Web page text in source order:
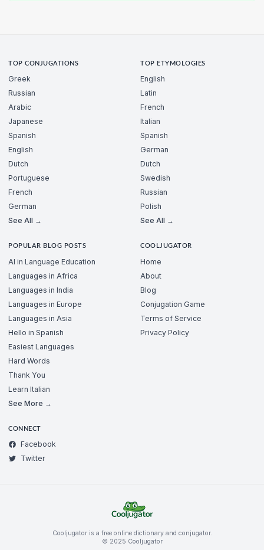
TOP CONJUGATIONS
Greek
Russian
Arabic
Japanese
Spanish
English
Dutch
Portuguese
French
German
See All →
TOP ETYMOLOGIES
English
Latin
French
Italian
Spanish
German
Dutch
Swedish
Russian
Polish
See All →
POPULAR BLOG POSTS
AI in Language Education
Languages in Africa
Languages in India
Languages in Europe
Languages in Asia
Hello in Spanish
Easiest Languages
Hard Words
Thank You
Learn Italian
See More →
COOLJUGATOR
Home
About
Blog
Conjugation Game
Terms of Service
Privacy Policy
CONNECT
Facebook
Twitter
Cooljugator is a free online dictionary and conjugator.
© 2025 Cooljugator